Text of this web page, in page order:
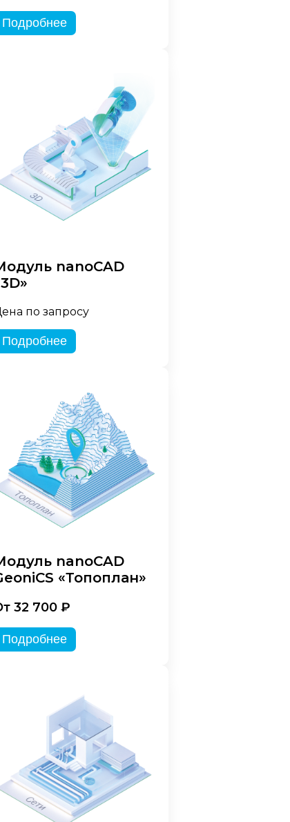
Подробнее
nanoCAD
по запросу
Подробнее
nanoCAD
«Топоплан»
32 700 ₽
Подробнее